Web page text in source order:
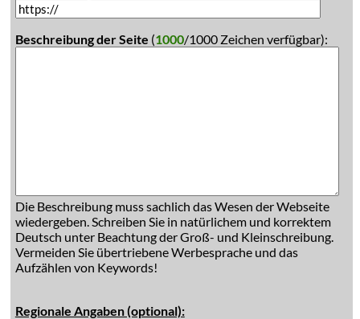
Beschreibung der Seite (1000/1000 Zeichen verfügbar):
Die Beschreibung muss sachlich das Wesen der Webseite
wiedergeben. Schreiben Sie in natürlichem und korrektem
Deutsch unter Beachtung der Groß- und Kleinschreibung.
Vermeiden Sie übertriebene Werbesprache und das
Aufzählen von Keywords!
Regionale Angaben (optional):